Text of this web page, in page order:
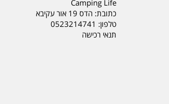
Camping Life
כתובת: הדס 19 אור עקיבא
טלפון: 0523214741
תנאי רכישה